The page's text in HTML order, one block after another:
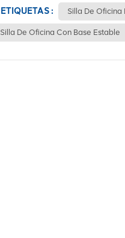
ETIQUETAS : Silla De
Silla De Oficina Con Base Estable